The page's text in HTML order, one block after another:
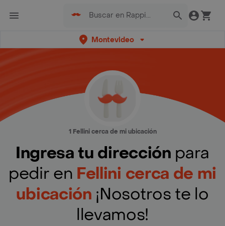
Montevideo
1 Fellini cerca de mi ubicación
Ingresa tu dirección para
pedir en Fellini cerca de mi
ubicación ¡Nosotros te lo
llevamos!